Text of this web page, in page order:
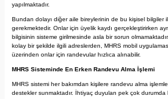
yapılmaktadır.
Bundan dolayı diğer aile bireylerinin de bu kişisel bilgiler
gerekmektedir. Onlar için üyelik kaydı gerçekleştirirken
bilgisinin sisteme girilmesinde asla bir sorun
kolay bir şekilde ilgili adreslerden, MHRS mobil
üzerinden onlar için randevular hızlıca alınabilir.
MHRS Sisteminde En Erken Randevu Alma İşlemi
MHRS sistemi her bakımdan kişilere randevu alma
destekler sunmaktadır. İhtiyaç duyulan pek çok durumda